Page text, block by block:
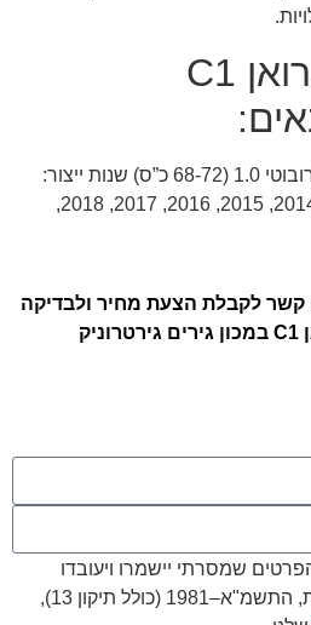
שיפוץ גיר סיטרואן C1
סיטרואן C1 Feel/Live ידני/רובוטי 1.0 (68-72 כ”ס) שנות ייצור:
2010, 2011, 2012, 2013, 2014, 2015, 2016, 2017, 2018,
קשר לקבלת הצעת מחיר ולבדיקה
שמסרתי יישמרו ויעובדו
בהתאם לחוק הגנת הפרטיות, התשמ"א–1981 (כולל תיקון 13),